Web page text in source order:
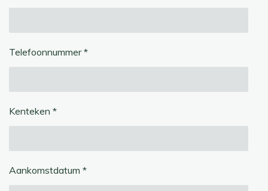
Telefoonnummer *
Kenteken *
Aankomstdatum *